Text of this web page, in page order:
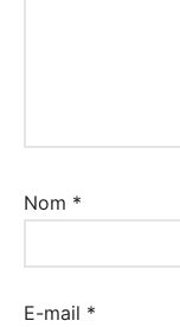
Nom *
E-mail *